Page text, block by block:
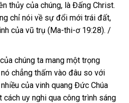
thủy của chúng, là Đấng Christ.
chỉ nói về sự đổi mới trái đất,
của vũ trụ (Ma-thi-ơ 19:28). /
chúng ta mang một trọng
chẳng thấm vào đâu so với
của vinh quang Đức Chúa
cách uy nghi qua công trình sáng